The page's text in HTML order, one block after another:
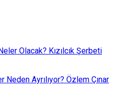
Olacak? Kızılcık Şerbeti
Ayrılıyor? Özlem Çınar